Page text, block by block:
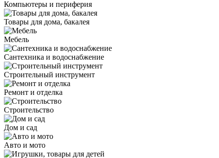
Компьютеры и периферия
Товары для дома, бакалея
Мебель
Сантехника и водоснабжение
Строительный инструмент
Ремонт и отделка
Строительство
Дом и сад
Авто и мото